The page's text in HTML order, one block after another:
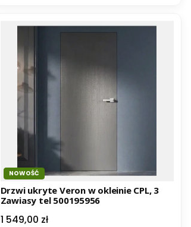
NOWOŚĆ
Drzwi ukryte Veron w okleinie CPL, 3
Zawiasy tel 500195956
Cena
1 549,00 zł